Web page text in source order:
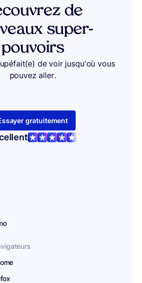
de
super-
pouvoirs
de voir jusqu'où vous
pouvez aller.
gratuitement